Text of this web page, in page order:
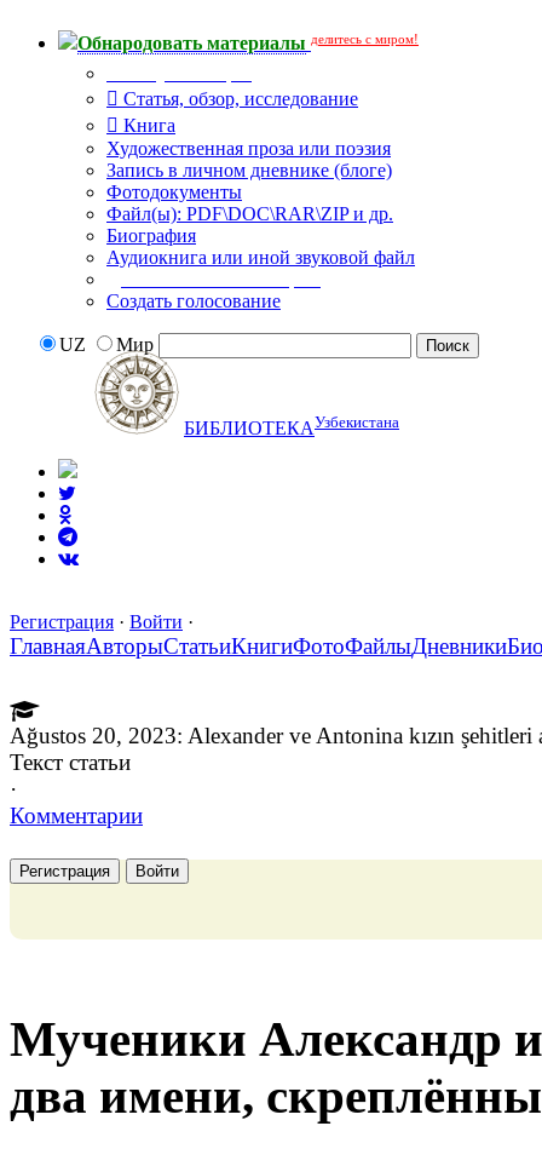
Обнародовать материалы делитесь с миром!
Статья, обзор, исследование
Книга
Художественная проза или поэзия
Запись в личном дневнике (блоге)
Фотодокументы
Файл(ы): PDF\DOC\RAR\ZIP и др.
Биография
Аудиокнига или иной звуковой файл
Создать голосование
UZ Мир
БИБЛИОТЕКАУзбекистана
Регистрация · Войти ·
ГлавнаяАвторыСтатьиКнигиФотоФайлыДневники
Ağustos 20, 2023: Alexander ve Antonina kızın şehitleri
Текст статьи
·
Комментарии
Регистрация Войти
Мученики Александр
два имени,